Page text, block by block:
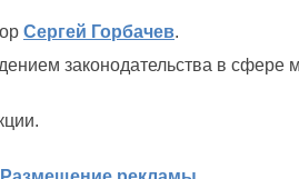
Сергей Горбачев.
законодательства в сфере